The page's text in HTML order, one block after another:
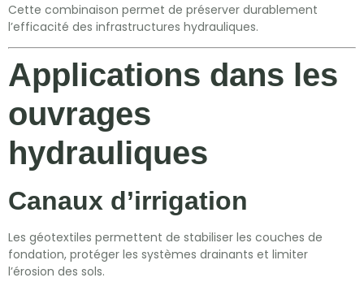
Cette combinaison permet de préserver durablement
l’efficacité des infrastructures hydrauliques.
Applications dans les
ouvrages
hydrauliques
Canaux d’irrigation
Les géotextiles permettent de stabiliser les couches de
fondation, protéger les systèmes drainants et limiter
l’érosion des sols.